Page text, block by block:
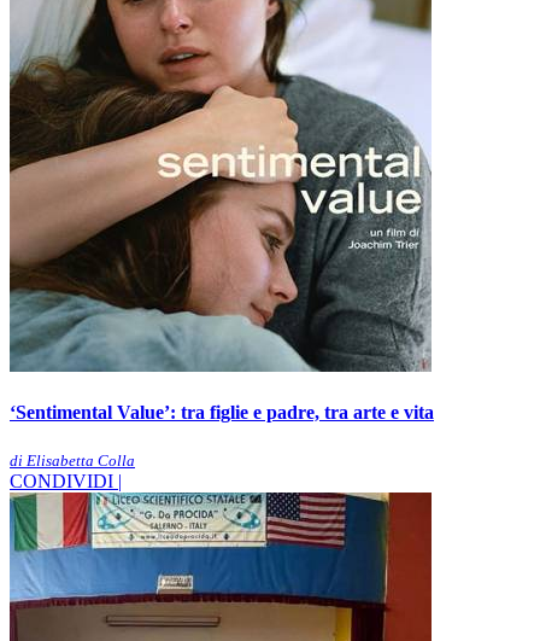
‘Sentimental Value’: tra figlie e padre, tra arte e vita
di Elisabetta Colla
CONDIVIDI |